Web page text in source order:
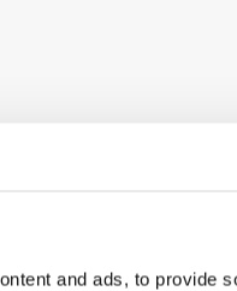
and ads, to provide